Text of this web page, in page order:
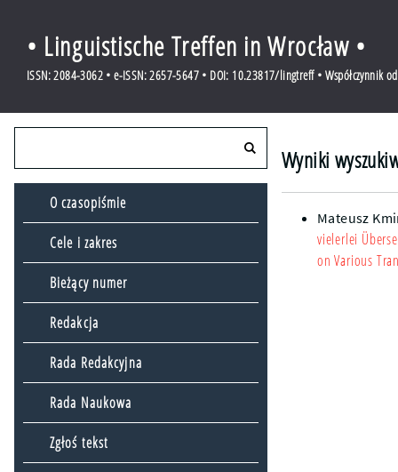
• Linguistische Treffen in Wrocław •
ISSN: 2084-3062 • e-ISSN: 2657-5647 • DOI: 10.23817/lingtreff • Współczynnik
O czasopiśmie
Cele i zakres
Bieżący numer
Redakcja
Rada Redakcyjna
Rada Naukowa
Zgłoś tekst
Wyniki
Mateusz
vielerlei
on Various